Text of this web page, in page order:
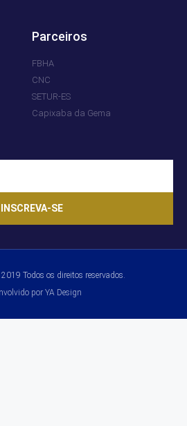
Parceiros
FBHA
CNC
SETUR-ES
Capixaba da Gema
INSCREVA-SE
Todos os direitos reservados.
por YA Design